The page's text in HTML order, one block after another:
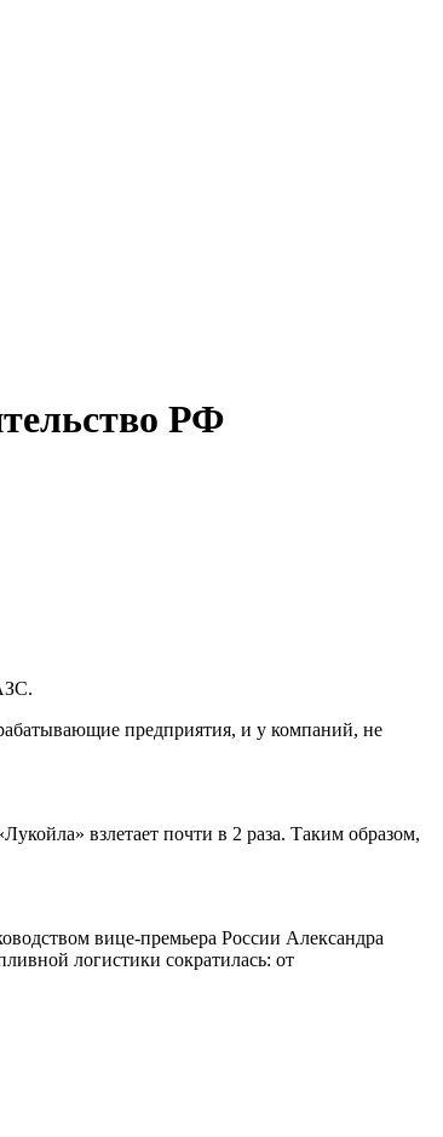
РФ
предприятия, и у компаний, не
взлетает почти в 2 раза. Таким образом,
вице-премьера России Александра
логистики сократилась: от